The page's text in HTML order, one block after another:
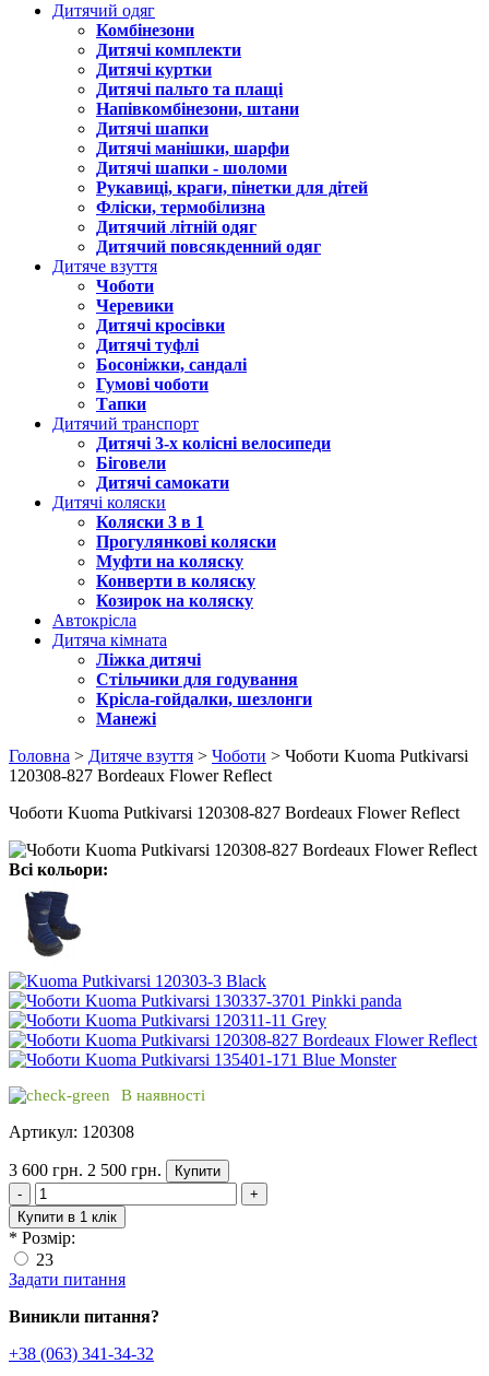
Дитячий одяг
Комбінезони
Дитячі комплекти
Дитячі куртки
Дитячі пальто та плащі
Напівкомбінезони, штани
Дитячі шапки
Дитячі манішки, шарфи
Дитячі шапки - шоломи
Рукавиці, краги, пінетки для дітей
Фліски, термобілизна
Дитячий літній одяг
Дитячий повсякденний одяг
Дитяче взуття
Чоботи
Черевики
Дитячі кросівки
Дитячі туфлі
Босоніжки, сандалі
Гумові чоботи
Тапки
Дитячий транспорт
Дитячі 3-х колісні велосипеди
Біговели
Дитячі самокати
Дитячі коляски
Коляски 3 в 1
Прогулянкові коляски
Муфти на коляску
Конверти в коляску
Козирок на коляску
Автокрісла
Дитяча кімната
Ліжка дитячі
Стільчики для годування
Крісла-гойдалки, шезлонги
Манежі
Головна > Дитяче взуття > Чоботи > Чоботи Kuoma Putkivarsi
120308-827 Bordeaux Flower Reflect
Чоботи Kuoma Putkivarsi 120308-827 Bordeaux Flower Reflect
Всі кольори:
В наявності
Артикул: 120308
3 600 грн. 2 500 грн.
Купити
-
+
Купити в 1 клік
* Розмір:
23
Задати питання
Виникли питання?
+38 (063) 341-34-32